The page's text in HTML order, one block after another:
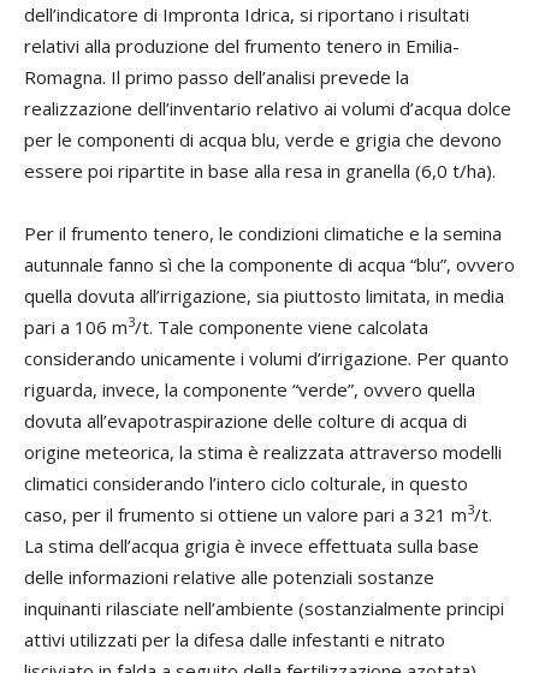
dell’indicatore di Impronta Idrica, si riportano i risultati
relativi alla produzione del frumento tenero in Emilia-
Romagna. Il primo passo dell’analisi prevede la
realizzazione dell’inventario relativo ai volumi d’acqua dolce
per le componenti di acqua blu, verde e grigia che devono
essere poi ripartite in base alla resa in granella (6,0 t/ha).
Per il frumento tenero, le condizioni climatiche e la semina
autunnale fanno sì che la componente di acqua “blu”, ovvero
quella dovuta all’irrigazione, sia piuttosto limitata, in media
pari a 106 m3/t. Tale componente viene calcolata
considerando unicamente i volumi d’irrigazione. Per quanto
riguarda, invece, la componente “verde”, ovvero quella
dovuta all’evapotraspirazione delle colture di acqua di
origine meteorica, la stima è realizzata attraverso modelli
climatici considerando l’intero ciclo colturale, in questo
caso, per il frumento si ottiene un valore pari a 321 m3/t.
La stima dell’acqua grigia è invece effettuata sulla base
delle informazioni relative alle potenziali sostanze
inquinanti rilasciate nell’ambiente (sostanzialmente principi
attivi utilizzati per la difesa dalle infestanti e nitrato